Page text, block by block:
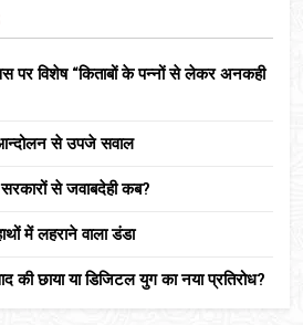
पर विशेष “किताबों के पन्नों से लेकर अनकही
से उपजे सवाल
से जवाबदेही कब?
में लहराने वाला डंडा
की छाया या डिजिटल युग का नया प्रतिरोध?